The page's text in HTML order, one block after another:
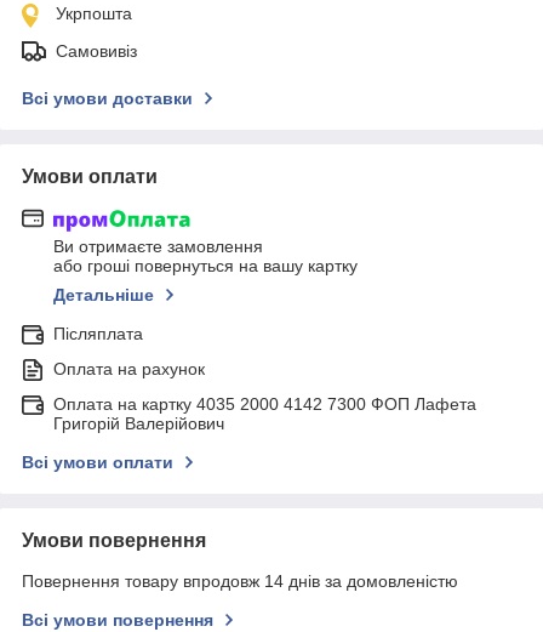
Укрпошта
Самовивіз
Всі умови доставки
Умови оплати
Ви отримаєте замовлення
або гроші повернуться на вашу картку
Детальніше
Післяплата
Оплата на рахунок
Оплата на картку 4035 2000 4142 7300 ФОП Лафета
Григорій Валерійович
Всі умови оплати
Умови повернення
Повернення товару впродовж 14 днів за домовленістю
Всі умови повернення